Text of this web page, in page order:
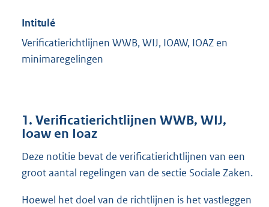
Intitulé
Verificatierichtlijnen WWB, WIJ, IOAW, IOAZ en
minimaregelingen
1. Verificatierichtlijnen WWB, WIJ,
Ioaw en Ioaz
Deze notitie bevat de verificatierichtlijnen van een
groot aantal regelingen van de sectie Sociale Zaken.
Hoewel het doel van de richtlijnen is het vastleggen